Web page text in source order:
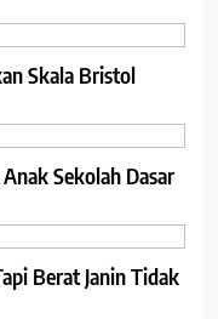
Skala Bristol
Sekolah Dasar
Berat Janin Tidak